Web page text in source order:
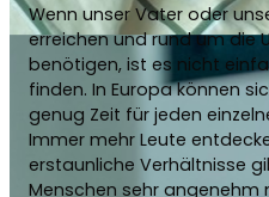
Wenn unser Vater oder
erreichen und rund um die
benötigen, ist es nicht
finden. In Europa können
genug Zeit für jeden
Immer mehr Leute
erstaunliche Verhältnisse
Menschen sehr angenehm